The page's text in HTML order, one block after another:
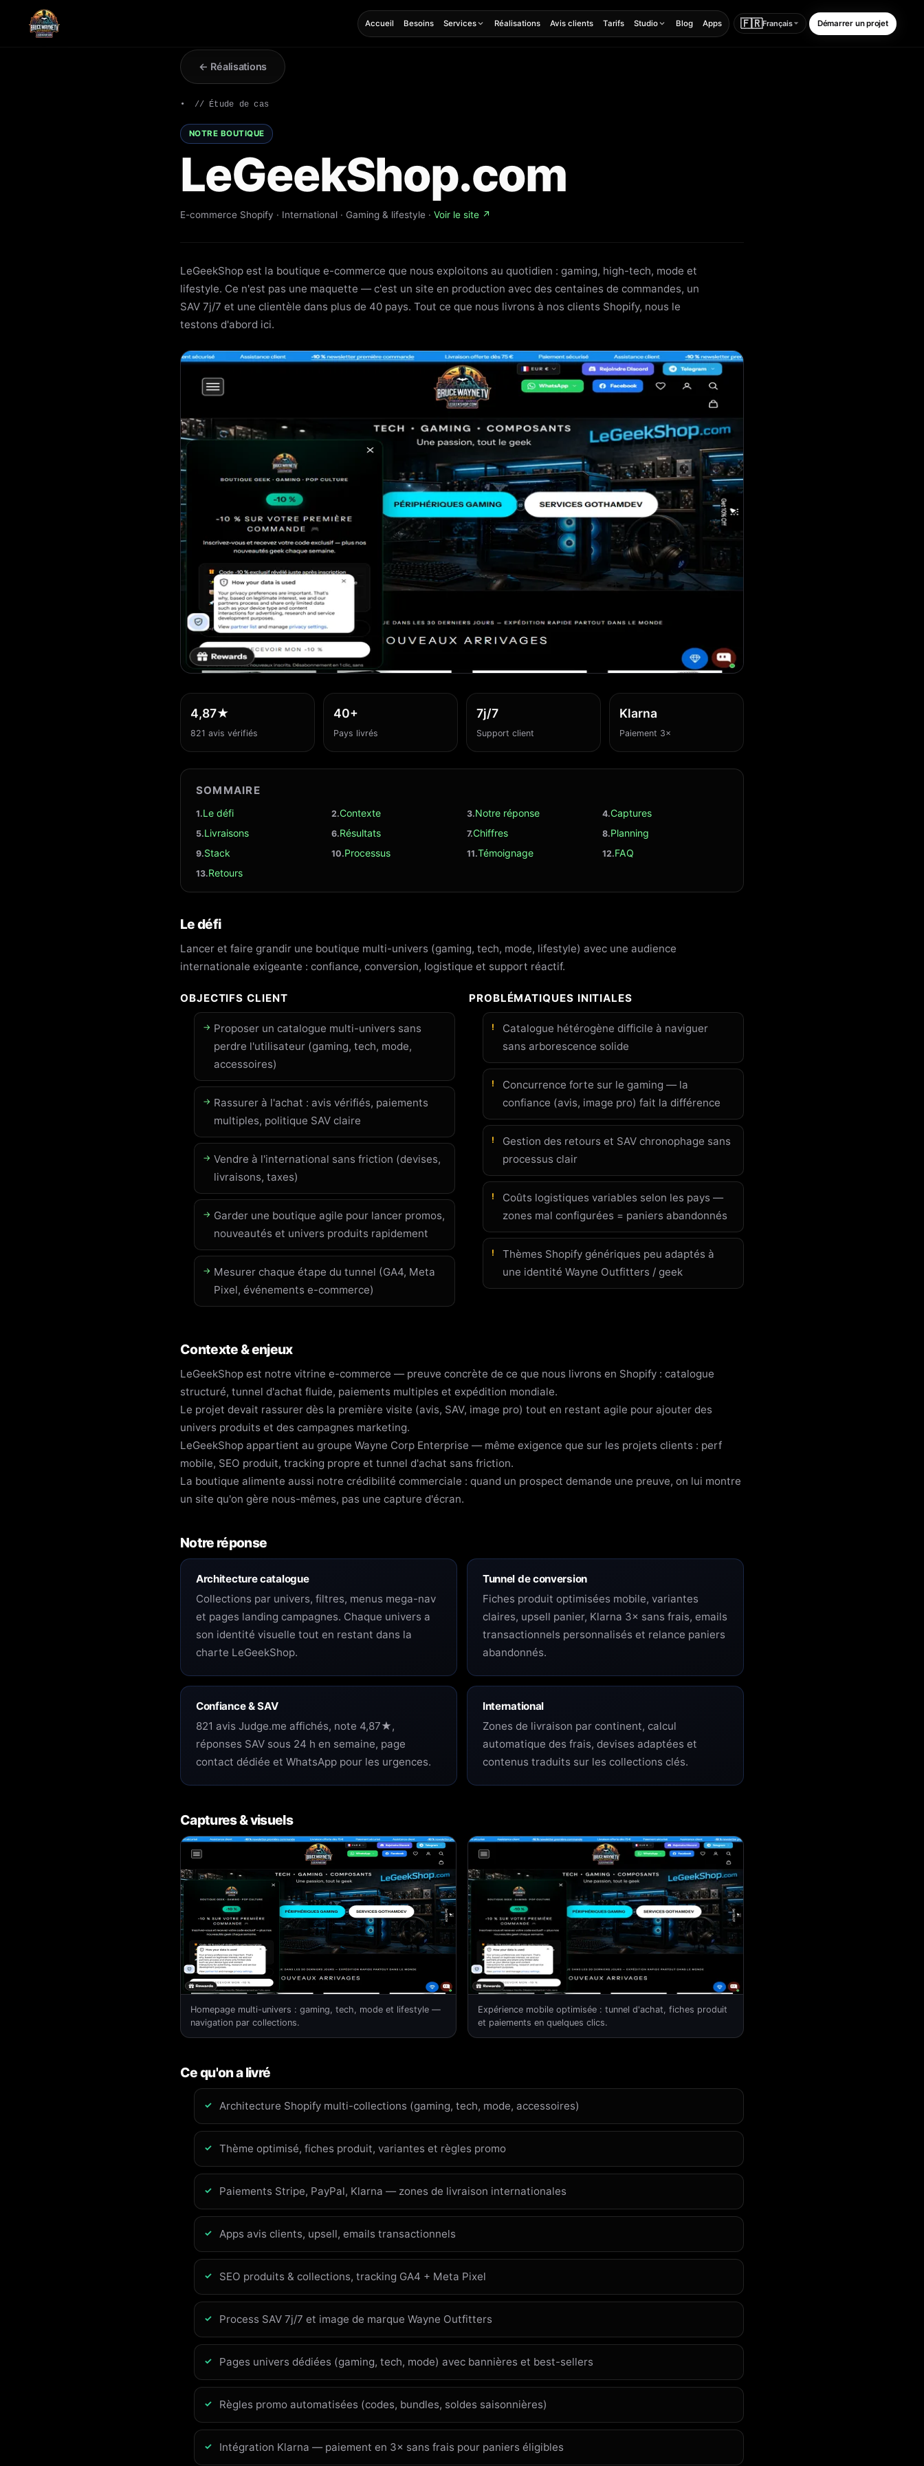
Accueil Besoins Services Réalisations Avis clients Tarifs Studio Blog Apps 🇫🇷Français Démarrer un projet
← Réalisations
// Étude de cas
NOTRE BOUTIQUE
LeGeekShop.com
E-commerce Shopify · International · Gaming & lifestyle · Voir le site ↗
LeGeekShop est la boutique e-commerce que nous exploitons au quotidien : gaming, high-tech, mode et
lifestyle. Ce n'est pas une maquette — c'est un site en production avec des centaines de commandes, un
SAV 7j/7 et une clientèle dans plus de 40 pays. Tout ce que nous livrons à nos clients Shopify, nous le
testons d'abord ici.
4,87★
821 avis vérifiés
40+
Pays livrés
7j/7
Support client
Klarna
Paiement 3×
SOMMAIRE
Le défi Contexte Notre réponse
Captures
Livraisons
Résultats Chiffres
Planning
Stack
Processus Témoignage
FAQ
Retours
Le défi
Lancer et faire grandir une boutique multi-univers (gaming, tech, mode, lifestyle) avec une audience
internationale exigeante : confiance, conversion, logistique et support réactif.
OBJECTIFS CLIENT
Proposer un catalogue multi-univers sans
perdre l'utilisateur (gaming, tech, mode,
accessoires)
Rassurer à l'achat : avis vérifiés, paiements
multiples, politique SAV claire
Vendre à l'international sans friction (devises,
livraisons, taxes)
Garder une boutique agile pour lancer promos,
nouveautés et univers produits rapidement
Mesurer chaque étape du tunnel (GA4, Meta
Pixel, événements e-commerce)
PROBLÉMATIQUES INITIALES
Catalogue hétérogène difficile à naviguer
sans arborescence solide
Concurrence forte sur le gaming — la
confiance (avis, image pro) fait la différence
Gestion des retours et SAV chronophage sans
processus clair
Coûts logistiques variables selon les pays —
zones mal configurées = paniers abandonnés
Thèmes Shopify génériques peu adaptés à
une identité Wayne Outfitters / geek
Contexte & enjeux
LeGeekShop est notre vitrine e-commerce — preuve concrète de ce que nous livrons en Shopify : catalogue
structuré, tunnel d'achat fluide, paiements multiples et expédition mondiale.
Le projet devait rassurer dès la première visite (avis, SAV, image pro) tout en restant agile pour ajouter des
univers produits et des campagnes marketing.
LeGeekShop appartient au groupe Wayne Corp Enterprise — même exigence que sur les projets clients : perf
mobile, SEO produit, tracking propre et tunnel d'achat sans friction.
La boutique alimente aussi notre crédibilité commerciale : quand un prospect demande une preuve, on lui montre
un site qu'on gère nous-mêmes, pas une capture d'écran.
Notre réponse
Architecture catalogue
Collections par univers, filtres, menus mega-nav
et pages landing campagnes. Chaque univers a
son identité visuelle tout en restant dans la
charte LeGeekShop.
Tunnel de conversion
Fiches produit optimisées mobile, variantes
claires, upsell panier, Klarna 3× sans frais, emails
transactionnels personnalisés et relance paniers
abandonnés.
Confiance & SAV
821 avis Judge.me affichés, note 4,87★,
réponses SAV sous 24 h en semaine, page
contact dédiée et WhatsApp pour les urgences.
International
Zones de livraison par continent, calcul
automatique des frais, devises adaptées et
contenus traduits sur les collections clés.
Captures & visuels
Homepage multi-univers : gaming, tech, mode et lifestyle —
navigation par collections.
Expérience mobile optimisée : tunnel d'achat, fiches produit
et paiements en quelques clics.
Ce qu'on a livré
Architecture Shopify multi-collections (gaming, tech, mode, accessoires)
Thème optimisé, fiches produit, variantes et règles promo
Paiements Stripe, PayPal, Klarna — zones de livraison internationales
Apps avis clients, upsell, emails transactionnels
SEO produits & collections, tracking GA4 + Meta Pixel
Process SAV 7j/7 et image de marque Wayne Outfitters
Pages univers dédiées (gaming, tech, mode) avec bannières et best-sellers
Règles promo automatisées (codes, bundles, soldes saisonnières)
Intégration Klarna — paiement en 3× sans frais pour paniers éligibles